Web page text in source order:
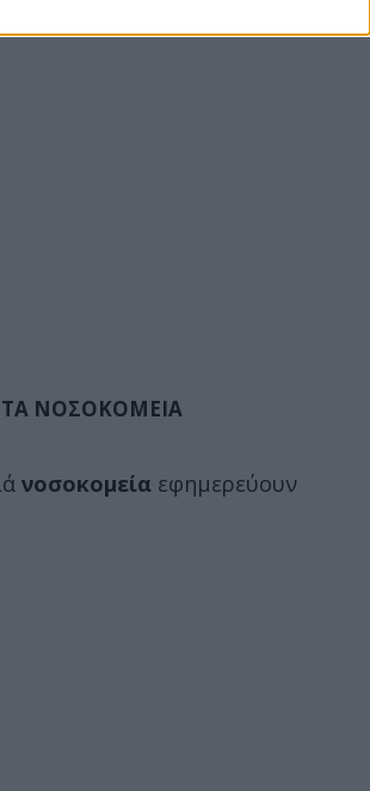
ΝΟΣΟΚΟΜΕΙΑ
νοσοκομεία εφημερεύουν